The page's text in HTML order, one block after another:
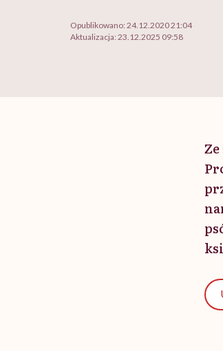
Opublikowano: 24.12.2020 21:04
Aktualizacja: 23.12.2025 09:58